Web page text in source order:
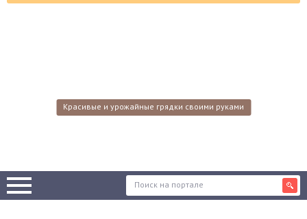
Красивые и урожайные грядки своими руками